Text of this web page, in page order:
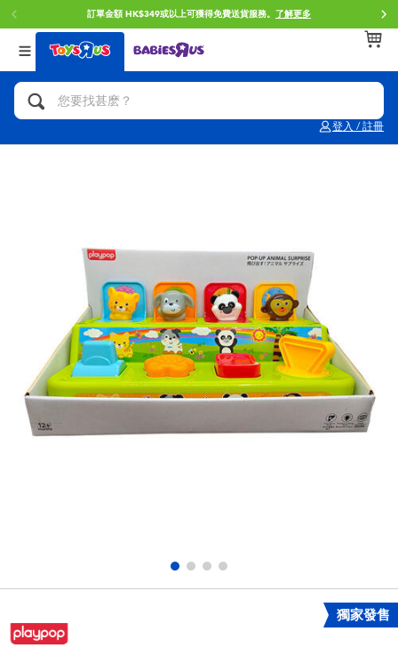
訂單金額 HK$349或以上可獲得免費送貨服務。 了解更多
登入 / 註冊
返回
分類目錄
人氣英雄,角色扮演,射擊玩具
玩具車,貨車,火車及遙控系列
手工藝,文具,蠟筆,泥膠,畫板
娃娃, 芭比,收藏公仔
電子玩具
返回
品牌
Brunch Brother 早午餐兄弟
Mini Brands
Play-Doh培樂多
Pokemon寶可夢
playpop
返回
年齢
0~2歳
8~11歳
12~14歳
14歳以上
獨家發售